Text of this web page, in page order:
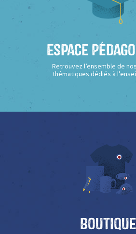
Espace
Retrouvez l’ensemble de
thématiques dédiés à
Boutique